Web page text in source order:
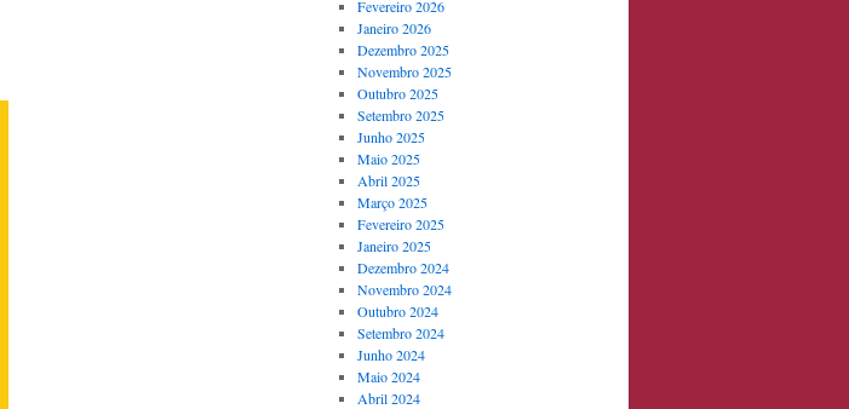
Fevereiro 2026
Janeiro 2026
Dezembro 2025
Novembro 2025
Outubro 2025
Setembro 2025
Junho 2025
Maio 2025
Abril 2025
Março 2025
Fevereiro 2025
Janeiro 2025
Dezembro 2024
Novembro 2024
Outubro 2024
Setembro 2024
Junho 2024
Maio 2024
Abril 2024